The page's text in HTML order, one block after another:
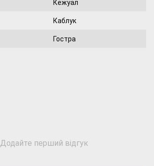
Кежуал
Каблук
Гостра
Додайте перший відгук